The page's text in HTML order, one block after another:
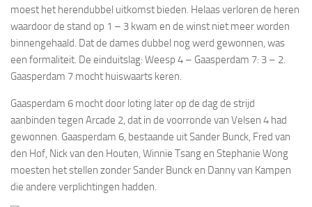
moest het herendubbel uitkomst bieden. Helaas verloren de heren
waardoor de stand op 1 – 3 kwam en de winst niet meer worden
binnengehaald. Dat de dames dubbel nog werd gewonnen, was
een formaliteit. De einduitslag: Weesp 4 – Gaasperdam 7: 3 – 2.
Gaasperdam 7 mocht huiswaarts keren.
Gaasperdam 6 mocht door loting later op de dag de strijd
aanbinden tegen Arcade 2, dat in de voorronde van Velsen 4 had
gewonnen. Gaasperdam 6, bestaande uit Sander Bunck, Fred van
den Hof, Nick van den Houten, Winnie Tsang en Stephanie Wong
moesten het stellen zonder Sander Bunck en Danny van Kampen
die andere verplichtingen hadden.